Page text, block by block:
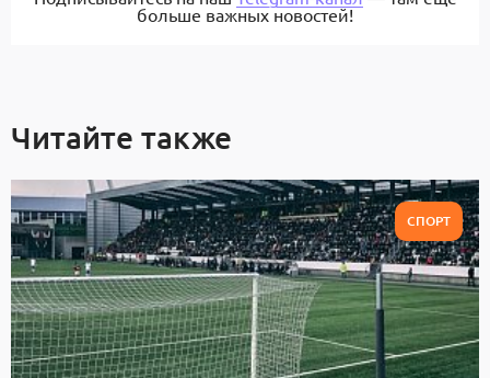
больше важных новостей!
Читайте также
СПОРТ